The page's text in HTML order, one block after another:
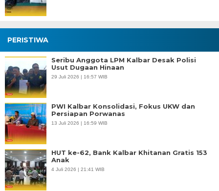
PERISTIWA
Seribu Anggota LPM Kalbar Desak Polisi
Usut Dugaan Hinaan
29 Juli 2026 | 16:57 WIB
PWI Kalbar Konsolidasi, Fokus UKW dan
Persiapan Porwanas
13 Juli 2026 | 16:59 WIB
HUT ke-62, Bank Kalbar Khitanan Gratis 153
Anak
4 Juli 2026 | 21:41 WIB